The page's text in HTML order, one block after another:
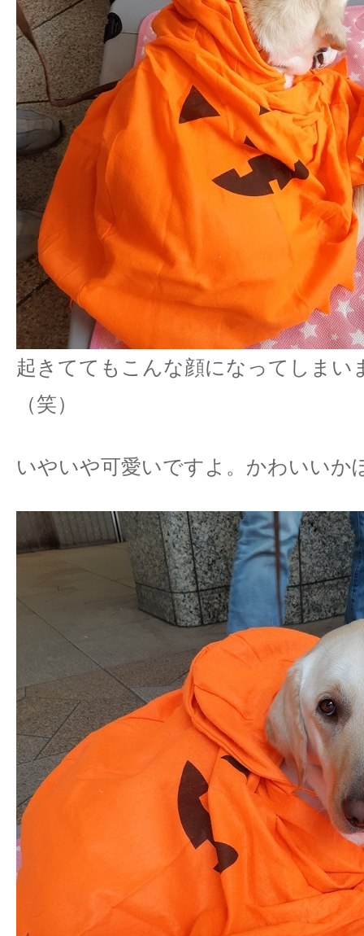
起きててもこんな顔になってしまい
（笑）
いやいや可愛いですよ。かわいいか